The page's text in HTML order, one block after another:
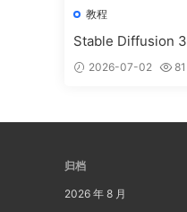
教程
Stable Diffusion
安装到出图的完整
2026-07-02 81
归档
2026 年 8 月